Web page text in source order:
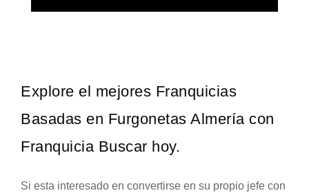
Explore el mejores Franquicias
Basadas en Furgonetas Almería con
Franquicia Buscar hoy.
Si esta interesado en convertirse en su propio jefe con